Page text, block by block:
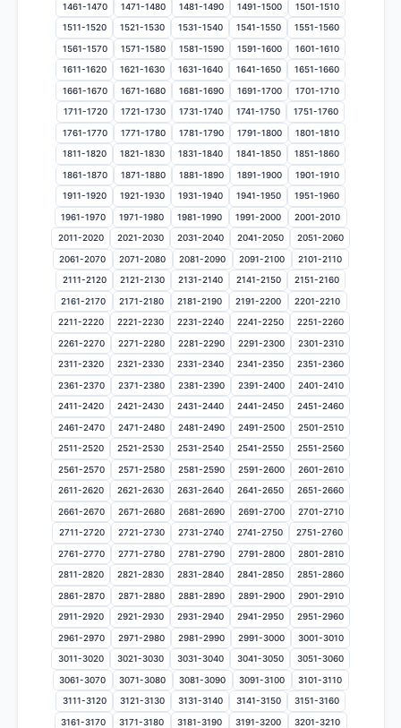
1461-1470 1471-1480 1481-1490 1491-1500 1501-1510
1511-1520 1521-1530 1531-1540 1541-1550 1551-1560
1561-1570 1571-1580 1581-1590 1591-1600 1601-1610
1611-1620 1621-1630 1631-1640 1641-1650 1651-1660
1661-1670 1671-1680 1681-1690 1691-1700 1701-1710
1711-1720 1721-1730 1731-1740 1741-1750 1751-1760
1761-1770 1771-1780 1781-1790 1791-1800 1801-1810
1811-1820 1821-1830 1831-1840 1841-1850 1851-1860
1861-1870 1871-1880 1881-1890 1891-1900 1901-1910
1911-1920 1921-1930 1931-1940 1941-1950 1951-1960
1961-1970 1971-1980 1981-1990 1991-2000 2001-2010
2011-2020 2021-2030 2031-2040 2041-2050 2051-2060
2061-2070 2071-2080 2081-2090 2091-2100 2101-2110
2111-2120 2121-2130 2131-2140 2141-2150 2151-2160
2161-2170 2171-2180 2181-2190 2191-2200 2201-2210
2211-2220 2221-2230 2231-2240 2241-2250 2251-2260
2261-2270 2271-2280 2281-2290 2291-2300 2301-2310
2311-2320 2321-2330 2331-2340 2341-2350 2351-2360
2361-2370 2371-2380 2381-2390 2391-2400 2401-2410
2411-2420 2421-2430 2431-2440 2441-2450 2451-2460
2461-2470 2471-2480 2481-2490 2491-2500 2501-2510
2511-2520 2521-2530 2531-2540 2541-2550 2551-2560
2561-2570 2571-2580 2581-2590 2591-2600 2601-2610
2611-2620 2621-2630 2631-2640 2641-2650 2651-2660
2661-2670 2671-2680 2681-2690 2691-2700 2701-2710
2711-2720 2721-2730 2731-2740 2741-2750 2751-2760
2761-2770 2771-2780 2781-2790 2791-2800 2801-2810
2811-2820 2821-2830 2831-2840 2841-2850 2851-2860
2861-2870 2871-2880 2881-2890 2891-2900 2901-2910
2911-2920 2921-2930 2931-2940 2941-2950 2951-2960
2961-2970 2971-2980 2981-2990 2991-3000 3001-3010
3011-3020 3021-3030 3031-3040 3041-3050 3051-3060
3061-3070 3071-3080 3081-3090 3091-3100 3101-3110
3111-3120 3121-3130 3131-3140 3141-3150 3151-3160
3161-3170 3171-3180 3181-3190 3191-3200 3201-3210